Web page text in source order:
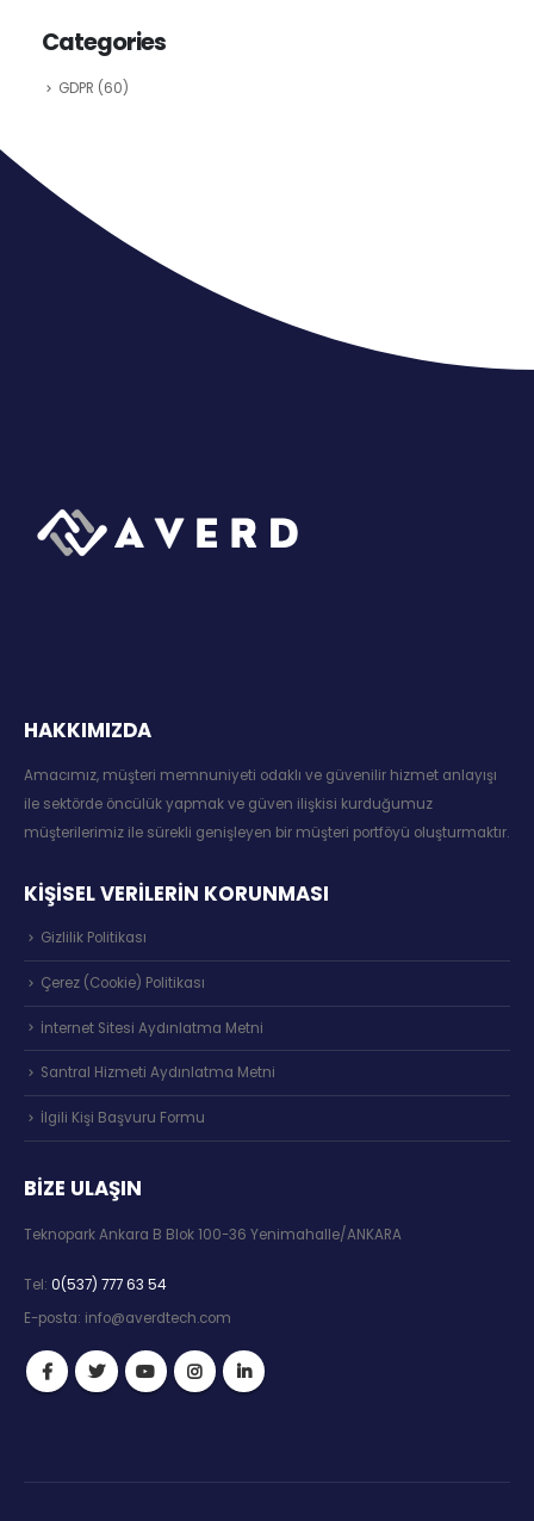
Categories
GDPR (60)
HAKKIMIZDA
Amacımız, müşteri memnuniyeti odaklı ve güvenilir hizmet anlayışı
ile sektörde öncülük yapmak ve güven ilişkisi kurduğumuz
müşterilerimiz ile sürekli genişleyen bir müşteri portföyü oluşturmaktır.
KİŞİSEL VERİLERİN KORUNMASI
Gizlilik Politikası
Çerez (Cookie) Politikası
İnternet Sitesi Aydınlatma Metni
Santral Hizmeti Aydınlatma Metni
İlgili Kişi Başvuru Formu
BIZE ULAŞIN
Teknopark Ankara B Blok 100-36 Yenimahalle/ANKARA
Tel: 0(537) 777 63 54
E-posta: info@averdtech.com